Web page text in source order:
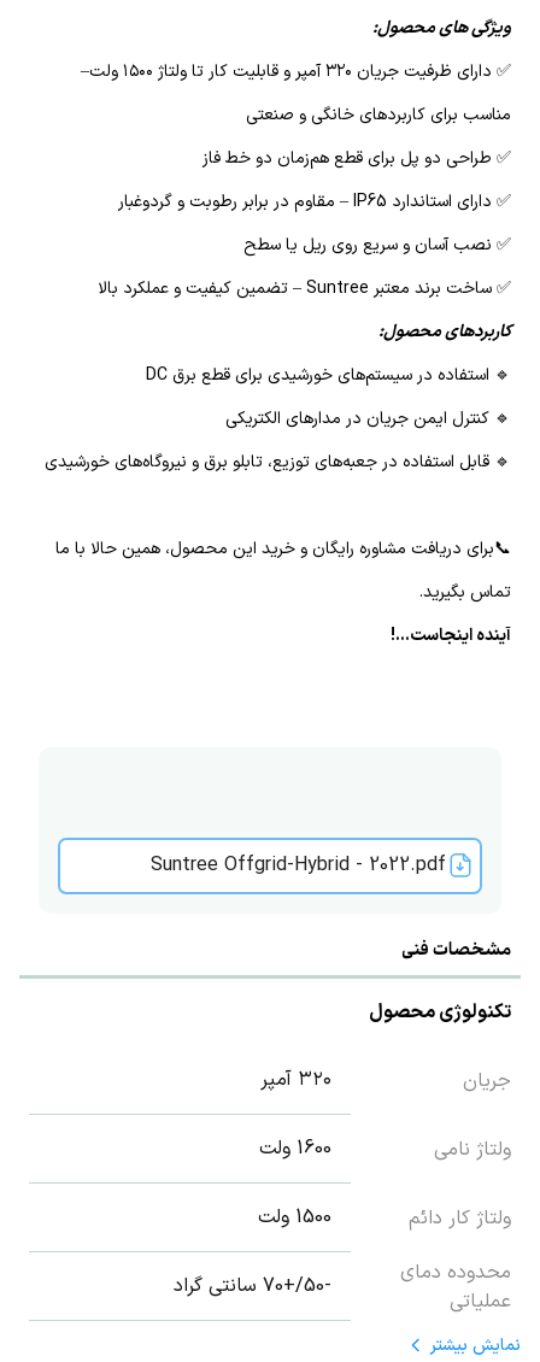
ویژگی های محصول:
✅ دارای ظرفیت جریان ۳۲۰ آمپر و قابلیت کار تا ولتاژ ۱۵۰۰ ولت–
مناسب برای کاربردهای خانگی و صنعتی
✅ طراحی دو پل برای قطع هم‌زمان دو خط فاز
✅ دارای استاندارد IP65 – مقاوم در برابر رطوبت و گردوغبار
✅ نصب آسان و سریع روی ریل یا سطح
✅ ساخت برند معتبر Suntree – تضمین کیفیت و عملکرد بالا
کاربردهای محصول:
🔹 استفاده در سیستم‌های خورشیدی برای قطع برق DC
🔹 کنترل ایمن جریان در مدارهای الکتریکی
🔹 قابل استفاده در جعبه‌های توزیع، تابلو برق و نیروگاه‌های خورشیدی
📞برای دریافت مشاوره رایگان و خرید این محصول، همین حالا با ما
تماس بگیرید.
آینده اینجاست...!
Suntree Offgrid-Hybrid - 2022.pdf
مشخصات فنی
تکنولوژی محصول
جریان ۳۲۰ آمپر
ولتاژ نامی 1600 ولت
ولتاژ کار دائم
1500 ولت
محدوده دمای
عملیاتی
-50/+70 سانتی گراد
نمایش بیشتر